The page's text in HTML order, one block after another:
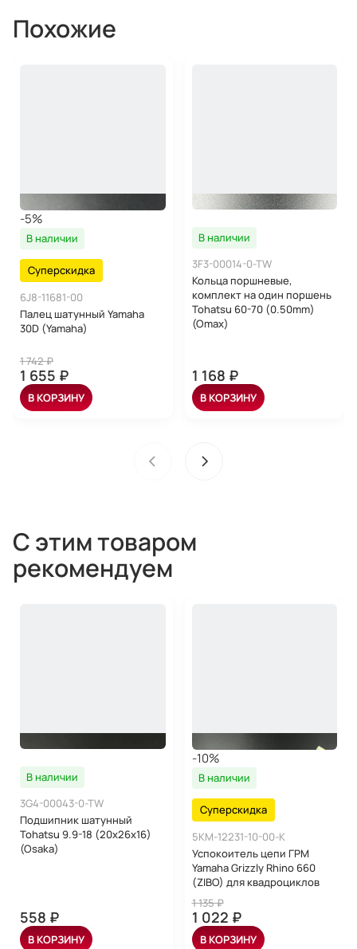
Похожие
-5%
В наличии
Суперскидка
6J8-11681-00
Палец шатунный Yamaha
30D (Yamaha)
1 742 ₽
1 655 ₽
В КОРЗИНУ
В наличии
3F3-00014-0-TW
Кольца поршневые,
комплект на один поршень
Tohatsu 60-70 (0.50mm)
(Omax)
1 168 ₽
В КОРЗИНУ
С этим товаром
рекомендуем
В наличии
3G4-00043-0-TW
Подшипник шатунный
Tohatsu 9.9-18 (20x26x16)
(Osaka)
558 ₽
В КОРЗИНУ
-10%
В наличии
Суперскидка
5KM-12231-10-00-K
Успокоитель цепи ГРМ
Yamaha Grizzly Rhino 660
(ZIBO) для квадроциклов
1 135 ₽
1 022 ₽
В КОРЗИНУ